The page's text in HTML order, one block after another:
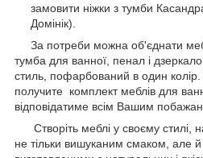
замовити ніжки з тумби
Домінік).
За потреби можна об'єднати
тумба для ванної, пенал і
стиль, пофарбований в один колір.
получите комплект меблів для
відповідатиме всім Вашим
Створіть меблі у своєму стилі,
не тільки вишуканим смаком, але